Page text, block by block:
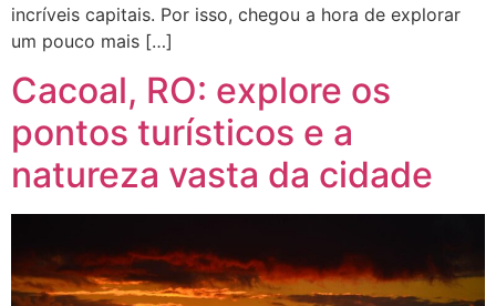
incríveis capitais. Por isso, chegou a hora de explorar
um pouco mais […]
Cacoal, RO: explore os
pontos turísticos e a
natureza vasta da cidade